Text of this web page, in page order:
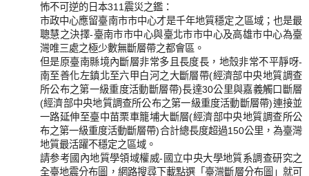
怖不可逆的日本311震災之鑑：
市政中心應留臺南市市中心才是千年地質穩定之區域；也是最
聰慧之決擇-臺南市市中心與臺北市市中心及高雄市中心為臺
灣唯三處之極少數無斷層帶之都會區。
但是原臺南縣境內斷層非常多且長度長，地殼非常不平靜呀-
南至善化左鎮北至六甲白河之大斷層帶(經濟部中央地質調查
所公布之第一級重度活動斷層帶)長達30公里與嘉義觸口斷層
(經濟部中央地質調查所公布之第一級重度活動斷層帶)連接並
一路延伸至臺中苗栗車籠埔大斷層(經濟部中央地質調查所公
布之第一級重度活動斷層帶)合計總長度超過150公里，為臺灣
地質最活躍不穩定之區域。
請参考國內地質學領域權威-國立中央大學地質系調查研究之
全臺地震分布圖，網路搜尋下載點選「臺灣斷層分布圖」就可